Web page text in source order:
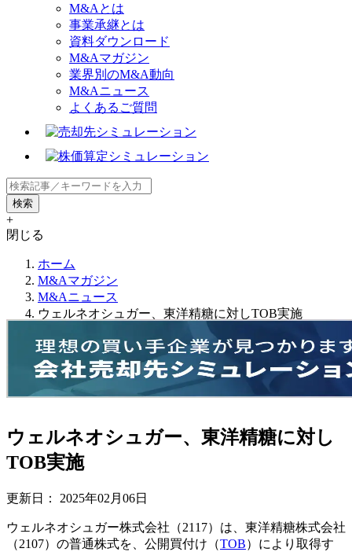
M&Aとは
事業承継とは
資料ダウンロード
M&Aマガジン
業界別のM&A動向
M&Aニュース
よくあるご質問
+
閉じる
ホーム
M&Aマガジン
M&Aニュース
ウェルネオシュガー、東洋精糖に対しTOB実施
ウェルネオシュガー、東洋精糖に対し
TOB実施
更新日： 2025年02月06日
ウェルネオシュガー株式会社（2117）は、東洋精糖株式会社
（2107）の普通株式を、公開買付け（TOB）により取得す